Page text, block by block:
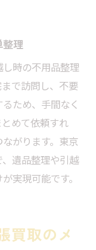
整理
時の不用品整理
で訪問し、不要
ため、手間なく
めて依頼すれ
がります。東京
遺品整理や引越
実現可能です。
買取のメ